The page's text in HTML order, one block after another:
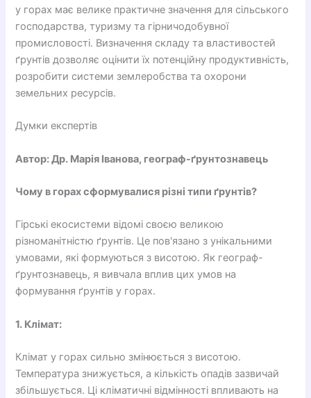
у горах має велике практичне значення для сільського
господарства, туризму та гірничодобувної
промисловості. Визначення складу та властивостей
ґрунтів дозволяє оцінити їх потенційну продуктивність,
розробити системи землеробства та охорони
земельних ресурсів.
Думки експертів
Автор: Др. Марія Іванова, географ-ґрунтознавець
Чому в горах сформувалися різні типи ґрунтів?
Гірські екосистеми відомі своєю великою
різноманітністю ґрунтів. Це пов'язано з унікальними
умовами, які формуються з висотою. Як географ-
ґрунтознавець, я вивчала вплив цих умов на
формування ґрунтів у горах.
1. Клімат:
Клімат у горах сильно змінюється з висотою.
Температура знижується, а кількість опадів зазвичай
збільшується. Ці кліматичні відмінності впливають на